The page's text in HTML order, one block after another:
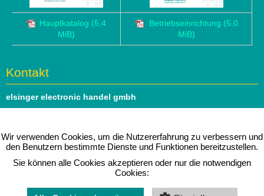
Wir verwenden Cookies, um die Nutzererfahrung zu verbessern und
den Benutzern bestimmte Dienste und Funktionen bereitzustellen.
Sie können alle Cookies akzeptieren oder nur die notwendigen
Cookies:
Hauptkatalog (5,4
MiB)
Betriebseinrichtung (5,0
MiB)
Kontakt
elsinger electronic handel gmbh
1140 Wien
Tel: 01 979 46 51
⇒ Folgen Sie uns auflinkedIn